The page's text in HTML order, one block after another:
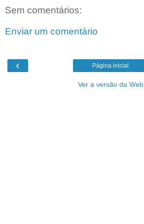
Sem comentários:
Enviar um comentário
‹ Página inicial
Ver a versão da Web